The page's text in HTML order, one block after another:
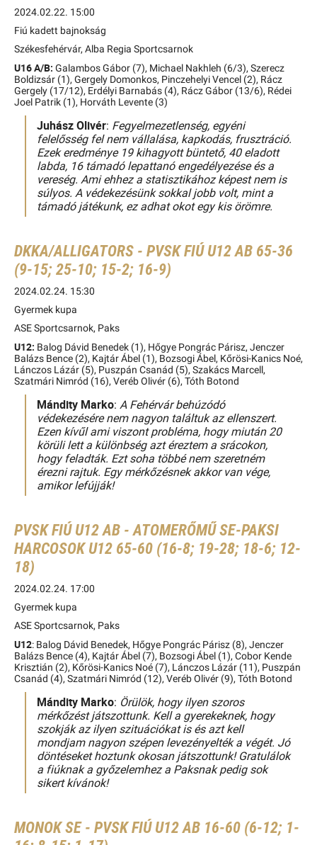
2024.02.22. 15:00
Fiú kadett bajnokság
Székesfehérvár, Alba Regia Sportcsarnok
U16 A/B: Galambos Gábor (7), Michael Nakhleh (6/3), Szerecz
Boldizsár (1), Gergely Domonkos, Pinczehelyi Vencel (2), Rácz
Gergely (17/12), Erdélyi Barnabás (4), Rácz Gábor (13/6), Rédei
Joel Patrik (1), Horváth Levente (3)
Juhász Olivér: Fegyelmezetlenség, egyéni
felelősség fel nem vállalása, kapkodás, frusztráció.
Ezek eredménye 19 kihagyott büntető, 40 eladott
labda, 16 támadó lepattanó engedélyezése és a
vereség. Ami ehhez a statisztikához képest nem is
súlyos. A védekezésünk sokkal jobb volt, mint a
támadó játékunk, ez adhat okot egy kis örömre.
DKKA/ALLIGATORS - PVSK FIÚ U12 AB 65-36
(9-15; 25-10; 15-2; 16-9)
2024.02.24. 15:30
Gyermek kupa
ASE Sportcsarnok, Paks
U12: Balog Dávid Benedek (1), Hőgye Pongrác Párisz, Jenczer
Balázs Bence (2), Kajtár Ábel (1), Bozsogi Ábel, Kőrösi-Kanics Noé,
Lánczos Lázár (5), Puszpán Csanád (5), Szakács Marcell,
Szatmári Nimród (16), Veréb Olivér (6), Tóth Botond
Mándity Marko: A Fehérvár behúzódó
védekezésére nem nagyon találtuk az ellenszert.
Ezen kívűl ami viszont probléma, hogy miután 20
körüli lett a különbség azt éreztem a srácokon,
hogy feladták. Ezt soha többé nem szeretném
érezni rajtuk. Egy mérkőzésnek akkor van vége,
amikor lefújják!
PVSK FIÚ U12 AB - ATOMERŐMŰ SE-PAKSI
HARCOSOK U12 65-60 (16-8; 19-28; 18-6; 12-
18)
2024.02.24. 17:00
Gyermek kupa
ASE Sportcsarnok, Paks
U12: Balog Dávid Benedek, Hőgye Pongrác Párisz (8), Jenczer
Balázs Bence (4), Kajtár Ábel (7), Bozsogi Ábel (1), Cobor Kende
Krisztián (2), Kőrösi-Kanics Noé (7), Lánczos Lázár (11), Puszpán
Csanád (4), Szatmári Nimród (12), Veréb Olivér (9), Tóth Botond
Mándity Marko: Örülök, hogy ilyen szoros
mérkőzést játszottunk. Kell a gyerekeknek, hogy
szokják az ilyen szituációkat is és azt kell
mondjam nagyon szépen levezényelték a végét. Jó
döntéseket hoztunk okosan játszottunk! Gratulálok
a fiúknak a győzelemhez a Paksnak pedig sok
sikert kívánok!
MONOK SE - PVSK FIÚ U12 AB 16-60 (6-12; 1-